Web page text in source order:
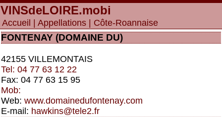
VINSdeLOIRE.mobi
Accueil Appellations | Côte-Roannaise
FONTENAY (DOMAINE DU)
42155 VILLEMONTAIS
Tel: 04 77 63 12 22
Fax: 04 77 63 15 95
Mob:
Web: www.domainedufontenay.com
E-mail: hawkins@tele2.fr